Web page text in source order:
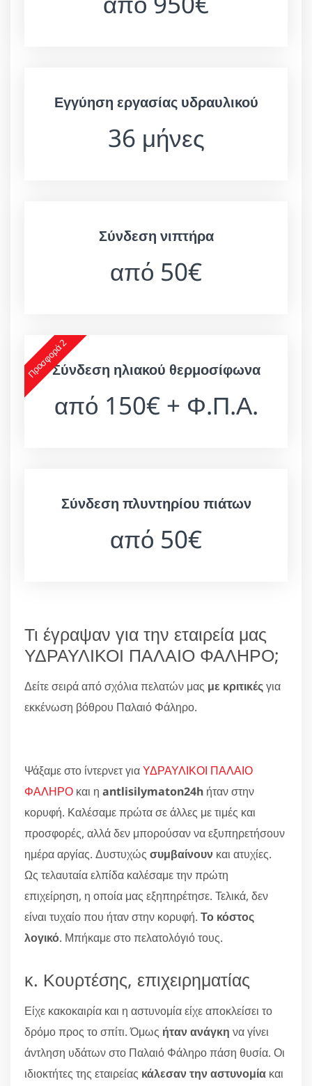
Εγγύηση εργασίας υδραυλικού
36 μήνες
Σύνδεση νιπτήρα
από 50€
Προσφορά 2Σύνδεση ηλιακού θερμοσίφωνα
από 150€ + Φ.Π.Α.
Σύνδεση πλυντηρίου πιάτων
από 50€
Τι έγραψαν για την εταιρεία μας
ΥΔΡΑΥΛΙΚΟΙ ΠΑΛΑΙΟ ΦΑΛΗΡΟ;
Δείτε σειρά από σχόλια πελατών μας με κριτικέςγια
εκκένωση βόθρου Παλαιό Φάληρο.
Ψάξαμε στο ίντερνετ γιαΥΔΡΑΥΛΙΚΟΙ ΠΑΛΑΙΟ
ΦΑΛΗΡΟ και η antlisilymaton24h ήταν στην
κορυφή. Καλέσαμε πρώτα σε άλλες με τιμές και
προσφορές, αλλά δεν μπορούσαν να εξυπηρετήσουν
ημέρα αργίας. Δυστυχώς συμβαίνουν και ατυχίες.
Ως τελαυταία ελπίδα καλέσαμε την πρώτη
επιχείρηση, η οποία μας εξηπηρέτησε. Τελικά, δεν
είναι τυχαίο που ήταν στην κορυφή. Το κόστος
λογικό. Μπήκαμε στο πελατολόγιό τους.
κ. Κουρτέσης, επιχειρηματίας
Είχε κακοκαιρία και η αστυνομία είχε αποκλείσει το
δρόμο προς το σπίτι. Όμως ήταν ανάγκη να γίνει
άντληση υδάτων στο Παλαιό Φάληρο πάση θυσία. Οι
ιδιοκτήτες της εταιρείας κάλεσαν την αστυνομία και